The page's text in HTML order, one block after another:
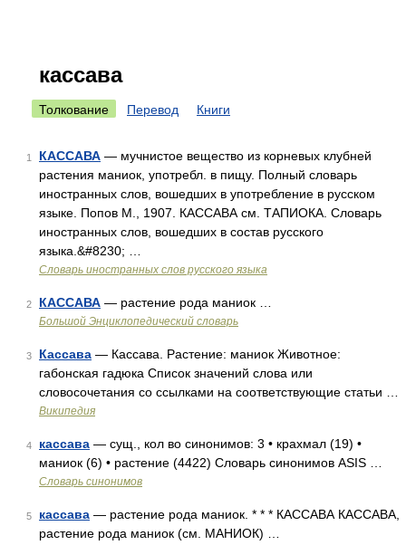
кассава
Толкование Перевод Книги
1 КАССАВА — мучнистое вещество из корневых клубней
растения маниок, употребл. в пищу. Полный словарь
иностранных слов, вошедших в употребление в русском
языке. Попов М., 1907. КАССАВА см. ТАПИОКА. Словарь
иностранных слов, вошедших в состав русского
языка.&#8230; …
Словарь иностранных слов русского языка
2 КАССАВА — растение рода маниок …
Большой Энциклопедический словарь
3 Кассава — Кассава. Растение: маниок Животное:
габонская гадюка Список значений слова или
словосочетания со ссылками на соответствующие статьи …
Википедия
4 кассава — сущ., кол во синонимов: 3 • крахмал (19) •
маниок (6) • растение (4422) Словарь синонимов ASIS …
Словарь синонимов
5 кассава — растение рода маниок. * * * КАССАВА КАССАВА,
растение рода маниок (см. МАНИОК) …